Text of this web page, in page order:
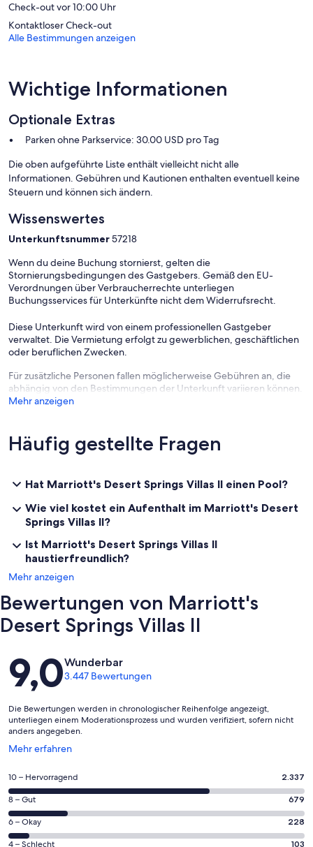
Zum Freizeitangebot vor Ort gehört Folgendes: 7 Außenpools und
Kinderbecken. Das Freizeitangebot umfasst auch Fitnesscenter.
Die unten aufgeführten Freizeitaktivitäten werden entweder vor
Check-out vor 10:00 Uhr
Kontaktloser Check-out
Alle Bestimmungen anzeigen
Wichtige Informationen
Optionale Extras
Parken ohne Parkservice: 30.00 USD pro Tag
Die oben aufgeführte Liste enthält vielleicht nicht alle
Informationen. Gebühren und Kautionen enthalten eventuell keine
Steuern und können sich ändern.
Wissenswertes
Unterkunftsnummer57218
Wenn du deine Buchung stornierst, gelten die
Stornierungsbedingungen des Gastgebers. Gemäß den EU-
Verordnungen über Verbraucherrechte unterliegen
Buchungsservices für Unterkünfte nicht dem Widerrufsrecht.
Diese Unterkunft wird von einem professionellen Gastgeber
verwaltet. Die Vermietung erfolgt zu gewerblichen, geschäftlichen
oder beruflichen Zwecken.
Für zusätzliche Personen fallen möglicherweise Gebühren an, die
abhängig von den Bestimmungen der Unterkunft variieren können.
Mehr anzeigen
Häufig gestellte Fragen
Hat Marriott's Desert Springs Villas II einen Pool?
Wie viel kostet ein Aufenthalt im Marriott's Desert
Springs Villas II?
Ist Marriott's Desert Springs Villas II
haustierfreundlich?
Mehr anzeigen
Bewertungen von Marriott's
Desert Springs Villas II
Bewertungen
9,0Wunderbar
3.447 Bewertungen
Die Bewertungen werden in chronologischer Reihenfolge angezeigt,
unterliegen einem Moderationsprozess und wurden verifiziert, sofern nicht
anders angegeben.
Mehr erfahren
Wird
einem
neuen
Fenster
geöffnet
2337
von
insgesamt
3447
Gästebewertungen
10 – Hervorragend 2.337
679
von
insgesamt
8 – Gut 679
228
von
6 – Okay 228
4 – Schlecht 103